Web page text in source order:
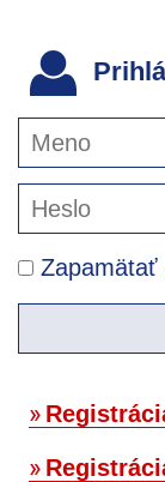
Zapamätať